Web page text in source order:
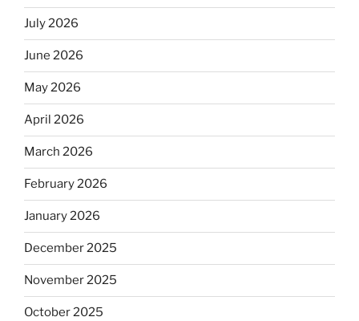
July 2026
June 2026
May 2026
April 2026
March 2026
February 2026
January 2026
December 2025
November 2025
October 2025